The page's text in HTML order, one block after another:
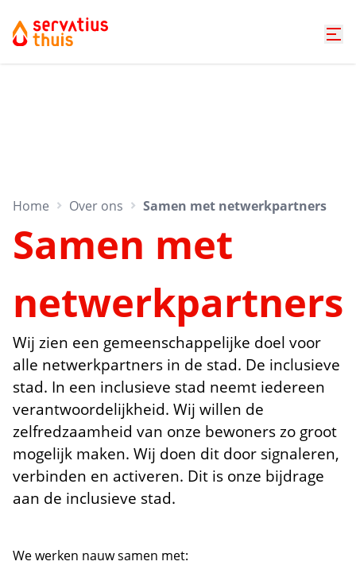
Home Over ons Samen met netwerkpartners
Samen met
netwerkpartners
Wij zien een gemeenschappelijke doel voor
alle netwerkpartners in de stad. De inclusieve
stad. In een inclusieve stad neemt iedereen
verantwoordelijkheid. Wij willen de
zelfredzaamheid van onze bewoners zo groot
mogelijk maken. Wij doen dit door signaleren,
verbinden en activeren. Dit is onze bijdrage
aan de inclusieve stad.
We werken nauw samen met: